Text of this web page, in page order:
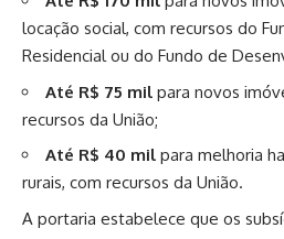
locação social, com recursos do
Residencial ou do Fundo de
Até R$ 75 mil para novos
recursos da União;
Até R$ 40 mil para melhoria
rurais, com recursos da União.
A portaria estabelece que os